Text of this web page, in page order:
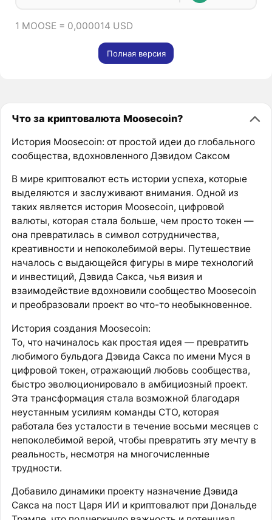
1 MOOSE = 0,000014 USD
Полная версия
Что за криптовалюта Moosecoin?
История Moosecoin: от простой идеи до глобального
сообщества, вдохновленного Дэвидом Саксом
В мире криптовалют есть истории успеха, которые
выделяются и заслуживают внимания. Одной из
таких является история Moosecoin, цифровой
валюты, которая стала больше, чем просто токен —
она превратилась в символ сотрудничества,
креативности и непоколебимой веры. Путешествие
началось с выдающейся фигуры в мире технологий
и инвестиций, Дэвида Сакса, чья визия и
взаимодействие вдохновили сообщество Moosecoin
и преобразовали проект во что-то необыкновенное.
История создания Moosecoin:
То, что начиналось как простая идея — превратить
любимого бульдога Дэвида Сакса по имени Муся в
цифровой токен, отражающий любовь сообщества,
быстро эволюционировало в амбициозный проект.
Эта трансформация стала возможной благодаря
неустанным усилиям команды CTO, которая
работала без усталости в течение восьми месяцев с
непоколебимой верой, чтобы превратить эту мечту в
реальность, несмотря на многочисленные
трудности.
Добавило динамики проекту назначение Дэвида
Сакса на пост Царя ИИ и криптовалют при Дональде